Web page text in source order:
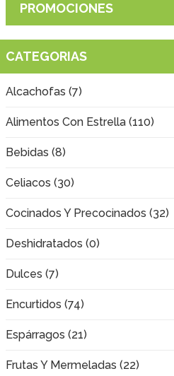
PROMOCIONES
CATEGORIAS
Alcachofas (7)
Alimentos Con Estrella (110)
Bebidas (8)
Celiacos (30)
Cocinados Y Precocinados (32)
Deshidratados (0)
Dulces (7)
Encurtidos (74)
Espárragos (21)
Frutas Y Mermeladas (22)